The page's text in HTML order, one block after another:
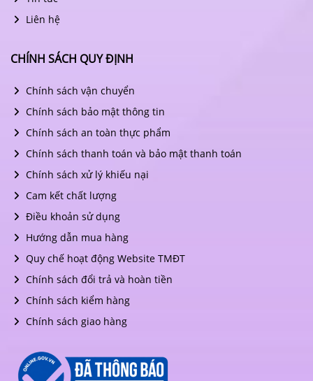
Liên hệ
CHÍNH SÁCH QUY ĐỊNH
Chính sách vận chuyển
Chính sách bảo mật thông tin
Chính sách an toàn thực phẩm
Chính sách thanh toán và bảo mật thanh toán
Chính sách xử lý khiếu nại
Cam kết chất lượng
Điều khoản sử dụng
Hướng dẫn mua hàng
Quy chế hoạt động Website TMĐT
Chính sách đổi trả và hoàn tiền
Chính sách kiểm hàng
Chính sách giao hàng